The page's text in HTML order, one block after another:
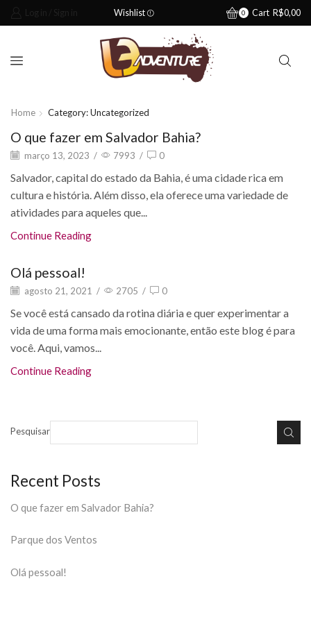
Log in / Sign in Wishlist 0 Cart R$0,00
Home Category: Uncategorized
O que fazer em Salvador Bahia?
março 13, 2023 / 7993 / 0
Salvador, capital do estado da Bahia, é uma cidade rica em
cultura e história. Além disso, ela oferece uma variedade de
atividades para aqueles que...
Continue Reading
Olá pessoal!
agosto 21, 2021 / 2705 / 0
Se você está cansado da rotina diária e quer experimentar a
vida de uma forma mais emocionante, então este blog é para
você. Aqui, vamos...
Continue Reading
Pesquisar
Recent Posts
O que fazer em Salvador Bahia?
Parque dos Ventos
Olá pessoal!